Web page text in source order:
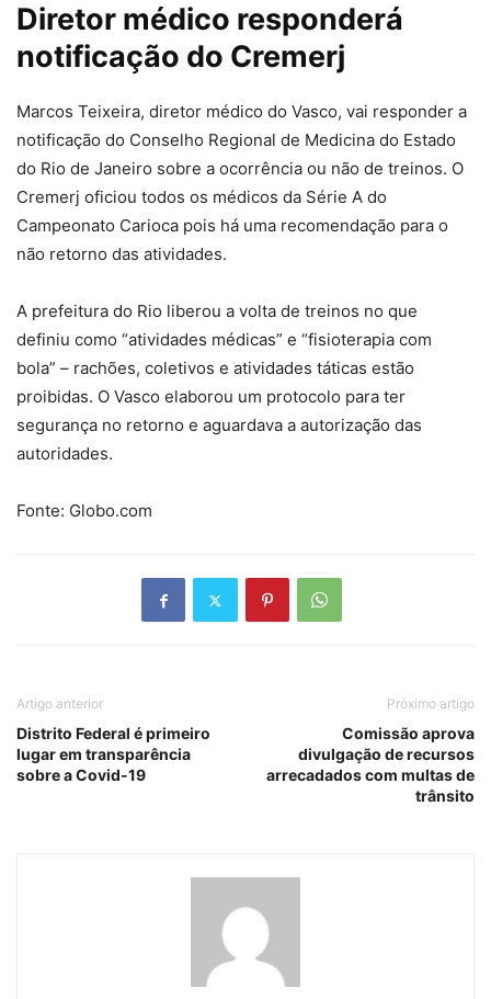
Diretor médico responderá
notificação do Cremerj
Marcos Teixeira, diretor médico do Vasco, vai responder a
notificação do Conselho Regional de Medicina do Estado
do Rio de Janeiro sobre a ocorrência ou não de treinos. O
Cremerj oficiou todos os médicos da Série A do
Campeonato Carioca pois há uma recomendação para o
não retorno das atividades.
A prefeitura do Rio liberou a volta de treinos no que
definiu como “atividades médicas” e “fisioterapia com
bola” – rachões, coletivos e atividades táticas estão
proibidas. O Vasco elaborou um protocolo para ter
segurança no retorno e aguardava a autorização das
autoridades.
Fonte: Globo.com
Artigo anterior
Distrito Federal é primeiro
lugar em transparência
sobre a Covid-19
Próximo artigo
Comissão aprova
divulgação de recursos
arrecadados com multas de
trânsito